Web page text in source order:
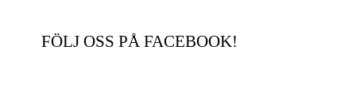
FÖLJ OSS PÅ FACEBOOK!